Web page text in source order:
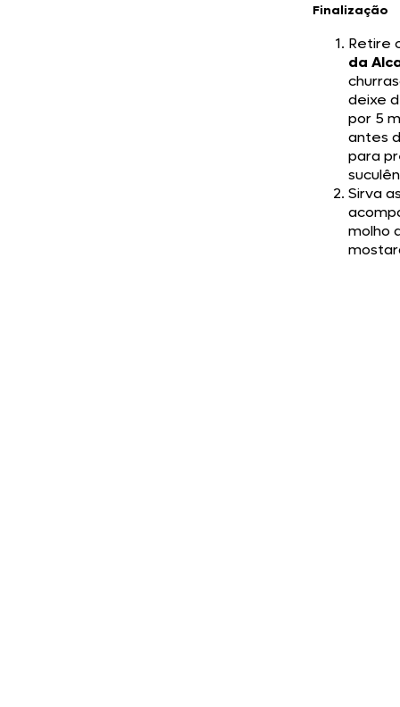
Finalização
Retire
da
deixe
por 5
antes
para
Sirva
molho